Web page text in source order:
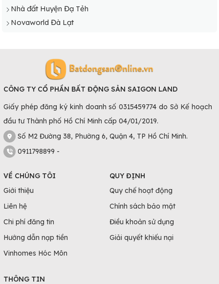
Nhà đất Huyện Đạ Tẻh
Novaworld Đà Lạt
CÔNG TY CỔ PHẦN BẤT ĐỘNG SẢN SAIGON LAND
Giấy phép đăng ký kinh doanh số 0315459774 do Sở Kế hoạch
đầu tư Thành phố Hồ Chí Minh cấp 04/01/2019.
Số M2 Đường 38, Phường 6, Quận 4, TP Hồ Chí Minh.
0911798899 -
VỀ CHÚNG TÔI
Giới thiệu
Liên hệ
Chi phí đăng tin
Hướng dẫn nạp tiền
Vinhomes Hóc Môn
QUY ĐỊNH
Quy chế hoạt động
Chính sách bảo mật
Điều khoản sử dụng
Giải quyết khiếu nại
THÔNG TIN